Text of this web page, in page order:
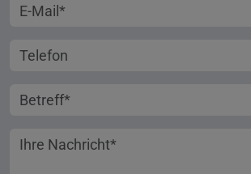
E-Mail-Adresse
Telefonnummer
Betreff
Ihre Nachricht